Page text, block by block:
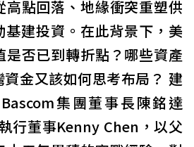
高點回落、地緣衝突重塑供
建投資。在此背景下，美
是否已到轉折點？哪些資產
金又該如何思考布局？ 建
集團董事長陳銘達
行董事Kenny Chen，以父